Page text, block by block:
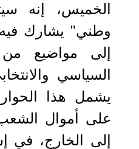
الخميس، إنه
وطني" يشارك
إلى مواضيع من
السياسي
يشمل هذا
على أموال
إلى الخارج،